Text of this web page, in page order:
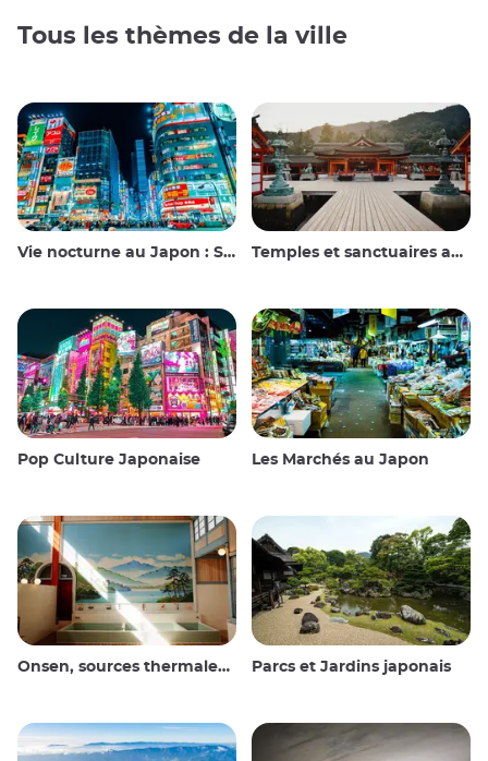
Tous les thèmes de la ville
Vie nocturne au Japon : Sortir, voir et boire Temples et sanctuaires au Japon
Pop Culture Japonaise Les Marchés au Japon
Onsen, sources thermales et bains publics Parcs et Jardins japonais